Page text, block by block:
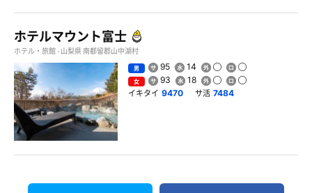
ホテルマウント富士
ホテル・旅館 - 山梨県 南都留郡山中湖村
男 95 14
女 93 18
イキタイ 9470 サ活 7484